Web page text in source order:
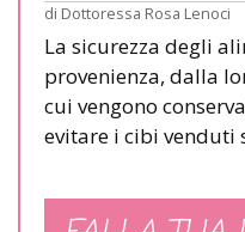
di Dottoressa Rosa Lenoci
La sicurezza degli
provenienza, dalla
cui vengono
evitare i cibi venduti